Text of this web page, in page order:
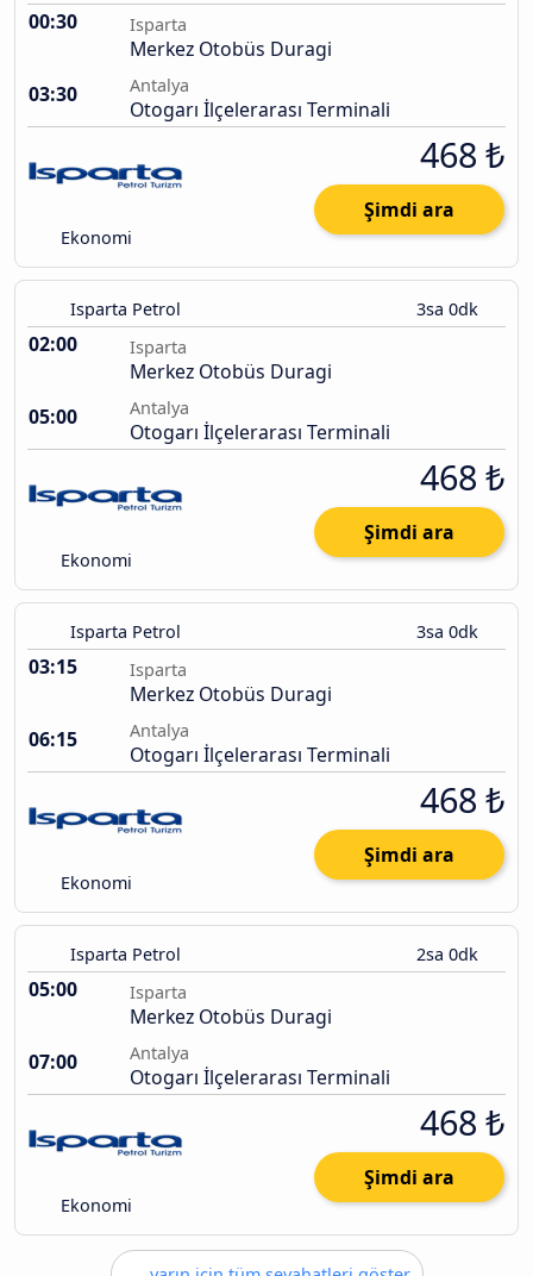
00:30 Isparta
Merkez Otobüs Duragi
03:30
Antalya
Otogarı İlçelerarası Terminali
Ekonomi
468 ₺
Şimdi ara
Isparta Petrol 3sa 0dk
02:00 Isparta
Merkez Otobüs Duragi
05:00
Antalya
Otogarı İlçelerarası Terminali
Ekonomi
468 ₺
Şimdi ara
Isparta Petrol 3sa 0dk
03:15 Isparta
Merkez Otobüs Duragi
06:15
Antalya
Otogarı İlçelerarası Terminali
Ekonomi
468 ₺
Şimdi ara
Isparta Petrol 2sa 0dk
05:00 Isparta
Merkez Otobüs Duragi
07:00
Antalya
Otogarı İlçelerarası Terminali
Ekonomi
468 ₺
Şimdi ara